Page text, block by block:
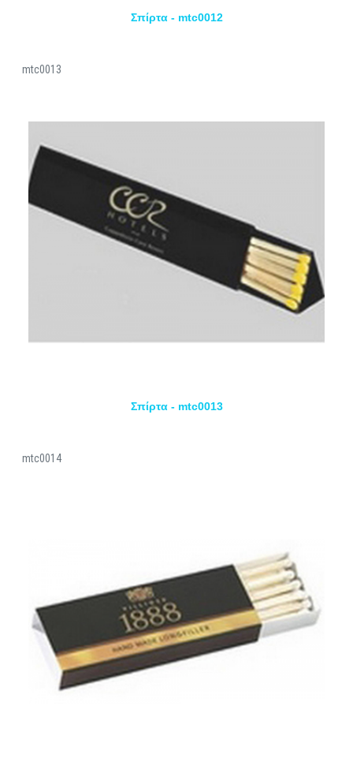
Σπίρτα - mtc0012
mtc0013
Σπίρτα - mtc0013
mtc0014